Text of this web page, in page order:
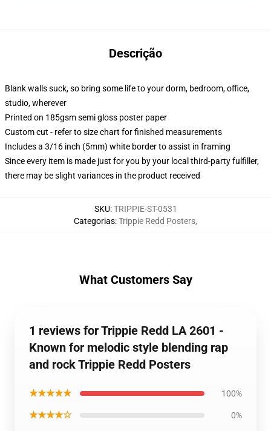
Descrição
Blank walls suck, so bring some life to your dorm, bedroom, office,
studio, wherever
Printed on 185gsm semi gloss poster paper
Custom cut - refer to size chart for finished measurements
Includes a 3/16 inch (5mm) white border to assist in framing
Since every item is made just for you by your local third-party fulfiller,
there may be slight variances in the product received
SKU:TRIPPIE-ST-0531
Categorias:Trippie Redd Posters,
What Customers Say
1 reviews for Trippie Redd LA 2601 -
Known for melodic style blending rap
and rock Trippie Redd Posters
★★★★★ 100%
★★★★☆ 0%